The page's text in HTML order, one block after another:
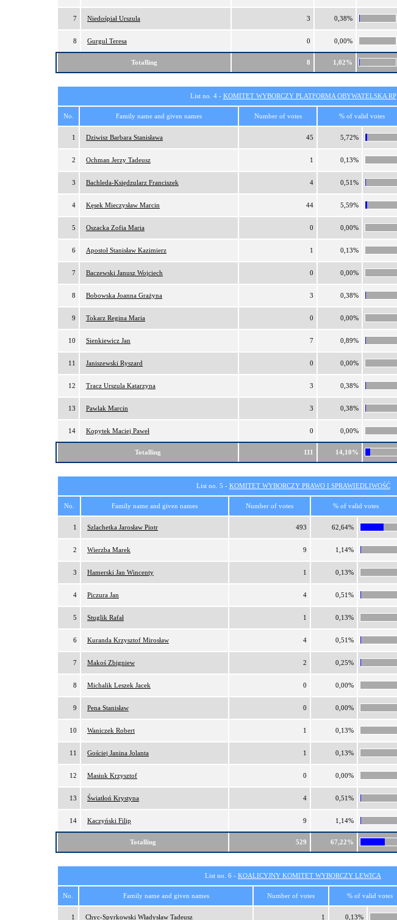
7 Niedośpiał Urszula 3 0,38%
8 Gurgul Teresa 0 0,00%
Totalling 8 1,02%
List no. 4 - KOMITET WYBORCZY PLATFORMA OBYWATELSKA RP
No. Family name and given names Number of votes % of valid votes
1 Dziwisz Barbara Stanisława 45 5,72%
2 Ochman Jerzy Tadeusz 1 0,13%
3 Bachleda-Księdzularz Franciszek 4 0,51%
4 Kęsek Mieczysław Marcin 44 5,59%
5 Oszacka Zofia Maria 0 0,00%
6 Apostoł Stanisław Kazimierz 1 0,13%
7 Baczewski Janusz Wojciech 0 0,00%
8 Bobowska Joanna Grażyna 3 0,38%
9 Tokarz Regina Maria 0 0,00%
10 Sienkiewicz Jan 7 0,89%
11 Janiszewski Ryszard 0 0,00%
12 Tracz Urszula Katarzyna 3 0,38%
13 Pawlak Marcin 3 0,38%
14 Kopytek Maciej Paweł 0 0,00%
Totalling 111 14,10%
List no. 5 - KOMITET WYBORCZY PRAWO I SPRAWIEDLIWOŚĆ
No. Family name and given names Number of votes % of valid votes
1 Szlachetka Jarosław Piotr 493 62,64%
2 Wierzba Marek 9 1,14%
3 Hamerski Jan Wincenty 1 0,13%
4 Piczura Jan 4 0,51%
5 Stuglik Rafał 1 0,13%
6 Kuranda Krzysztof Mirosław 4 0,51%
7 Makoś Zbigniew 2 0,25%
8 Michalik Leszek Jacek 0 0,00%
9 Pena Stanisław 0 0,00%
10 Waniczek Robert 1 0,13%
11 Gościej Janina Jolanta 1 0,13%
12 Masiuk Krzysztof 0 0,00%
13 Światłoń Krystyna 4 0,51%
14 Kaczyński Filip 9 1,14%
Totalling 529 67,22%
List no. 6 - KOALICYJNY KOMITET WYBORCZY LEWICA
No. Family name and given names Number of votes % of valid votes
1 Chyc-Spyrkowski Władysław Tadeusz 1 0,13%